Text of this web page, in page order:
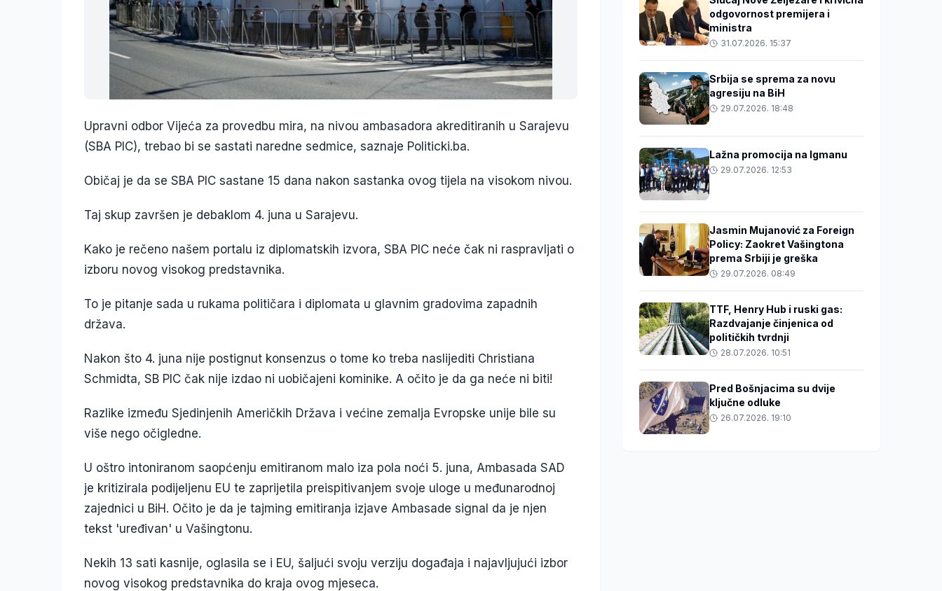
Upravni odbor Vijeća za provedbu mira, na nivou ambasadora akreditiranih u Sarajevu
(SBA PIC), trebao bi se sastati naredne sedmice, saznaje Politicki.ba.
Običaj je da se SBA PIC sastane 15 dana nakon sastanka ovog tijela na visokom nivou.
Taj skup završen je debaklom 4. juna u Sarajevu.
Kako je rečeno našem portalu iz diplomatskih izvora, SBA PIC neće čak ni raspravljati o
izboru novog visokog predstavnika.
To je pitanje sada u rukama političara i diplomata u glavnim gradovima zapadnih
država.
Nakon što 4. juna nije postignut konsenzus o tome ko treba naslijediti Christiana
Schmidta, SB PIC čak nije izdao ni uobičajeni kominike. A očito je da ga neće ni biti!
Razlike između Sjedinjenih Američkih Država i većine zemalja Evropske unije bile su
više nego očigledne.
U oštro intoniranom saopćenju emitiranom malo iza pola noći 5. juna, Ambasada SAD
je kritizirala podijeljenu EU te zaprijetila preispitivanjem svoje uloge u međunarodnoj
zajednici u BiH. Očito je da je tajming emitiranja izjave Ambasade signal da je njen
tekst 'uređivan' u Vašingtonu.
Nekih 13 sati kasnije, oglasila se i EU, šaljući svoju verziju događaja i najavljujući izbor
novog visokog predstavnika do kraja ovog mjeseca.
odgovornost premijera i
ministra
31.07.2026. 15:37
Srbija se sprema za novu
agresiju na BiH
29.07.2026. 18:48
Lažna promocija na Igmanu
29.07.2026. 12:53
Jasmin Mujanović za Foreign
Policy: Zaokret Vašingtona
prema Srbiji je greška
29.07.2026. 08:49
TTF, Henry Hub i ruski gas:
Razdvajanje činjenica od
političkih tvrdnji
28.07.2026. 10:51
Pred Bošnjacima su dvije
ključne odluke
26.07.2026. 19:10